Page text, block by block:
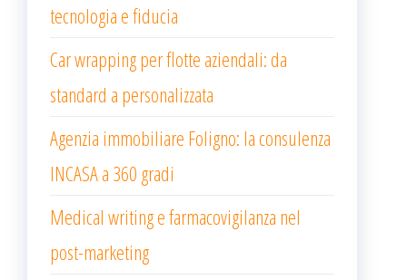
tecnologia e fiducia
Car wrapping per flotte aziendali: da
standard a personalizzata
Agenzia immobiliare Foligno: la consulenza
INCASA a 360 gradi
Medical writing e farmacovigilanza nel
post-marketing